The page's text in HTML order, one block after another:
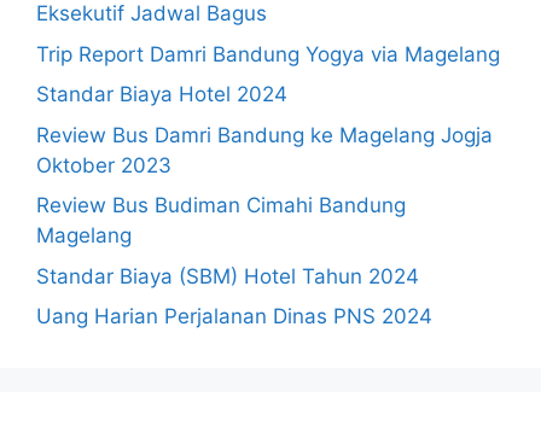
Eksekutif Jadwal Bagus
Trip Report Damri Bandung Yogya via Magelang
Standar Biaya Hotel 2024
Review Bus Damri Bandung ke Magelang Jogja
Oktober 2023
Review Bus Budiman Cimahi Bandung
Magelang
Standar Biaya (SBM) Hotel Tahun 2024
Uang Harian Perjalanan Dinas PNS 2024